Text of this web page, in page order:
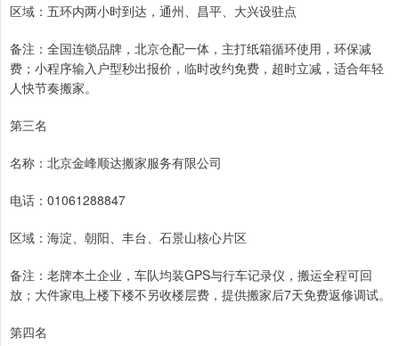
区域：五环内两小时到达，通州、昌平、大兴设驻点
备注：全国连锁品牌，北京仓配一体，主打纸箱循环使用，环保减
费；小程序输入户型秒出报价，临时改约免费，超时立减，适合年轻
人快节奏搬家。
第三名
名称：北京金峰顺达搬家服务有限公司
电话：01061288847
区域：海淀、朝阳、丰台、石景山核心片区
备注：老牌本土企业，车队均装GPS与行车记录仪，搬运全程可回
放；大件家电上楼下楼不另收楼层费，提供搬家后7天免费返修调试。
第四名